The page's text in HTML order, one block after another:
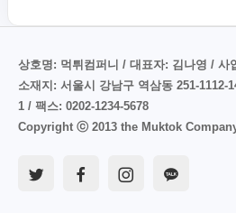
상호명: 먹튀컴퍼니 / 대표자: 김나영 / 사
소재지: 서울시 강남구 역삼동 251-1112-
1 / 팩스: 0202-1234-5678
Copyright ⓒ 2013 the Muktok